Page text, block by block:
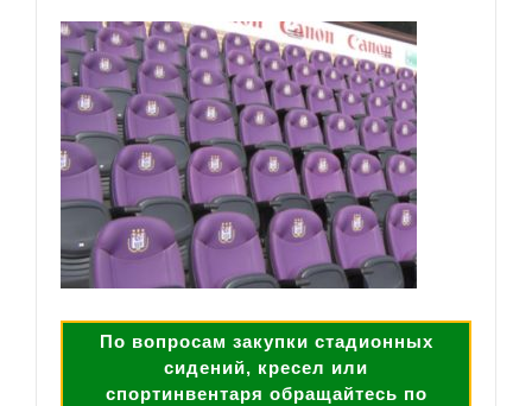
По вопросам закупки стадионных
сидений, кресел или
спортинвентаря обращайтесь по